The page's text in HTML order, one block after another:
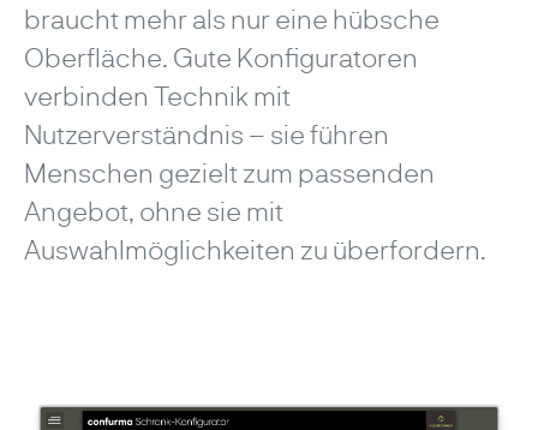
braucht mehr als nur eine hübsche
Oberfläche. Gute Konfiguratoren
verbinden Technik mit
Nutzerverständnis – sie führen
Menschen gezielt zum passenden
Angebot, ohne sie mit
Auswahlmöglichkeiten zu überfordern.